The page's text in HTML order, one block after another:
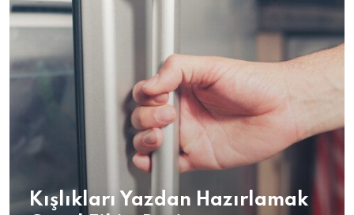
Kışlıkları Yazdan Hazırlamak